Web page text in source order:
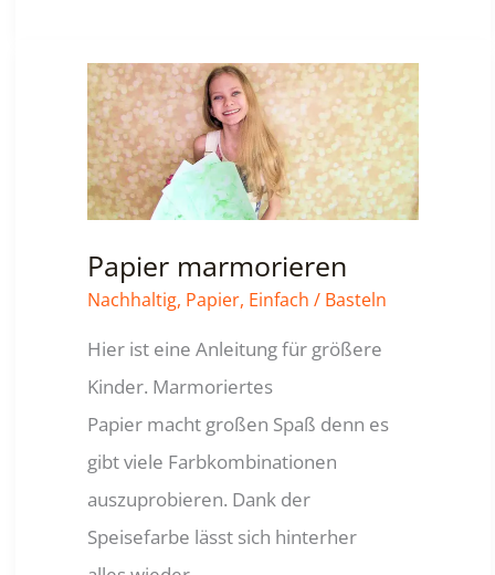
Papier marmorieren
Nachhaltig, Papier, Einfach / Basteln
Hier ist eine Anleitung für größere
Kinder. Marmoriertes
Papier macht großen Spaß denn es
gibt viele Farbkombinationen
auszuprobieren. Dank der
Speisefarbe lässt sich hinterher